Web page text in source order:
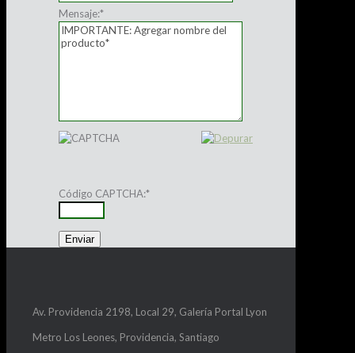
Mensaje:*
Código CAPTCHA:*
Av. Providencia 2198, Local 29, Galería Portal Lyon
Metro Los Leones, Providencia, Santiago